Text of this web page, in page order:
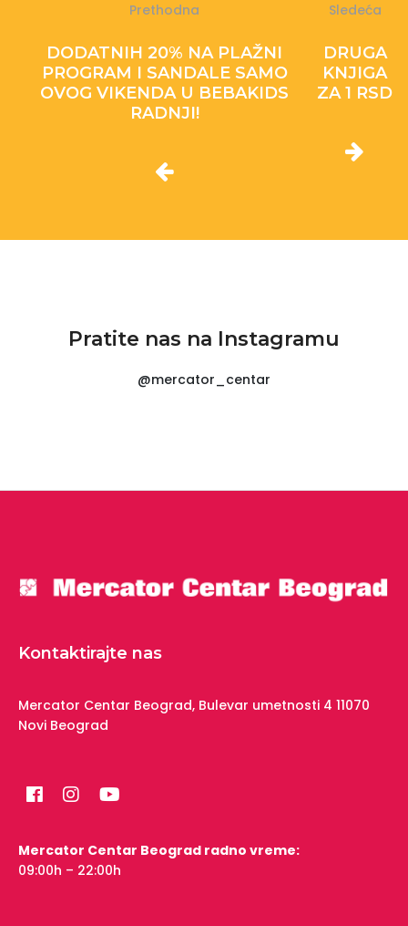
Prethodna
DODATNIH 20% NA PLAŽNI
PROGRAM I SANDALE SAMO
OVOG VIKENDA U BEBAKIDS
RADNJI!
Sledeća
DRUGA
KNJIGA
ZA 1 RSD
Pratite nas na Instagramu
@mercator_centar
Kontaktirajte nas
Mercator Centar Beograd, Bulevar umetnosti 4 11070
Novi Beograd
Mercator Centar Beograd radno vreme:
09:00h – 22:00h